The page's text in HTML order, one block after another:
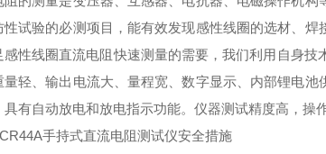
性试验的必测项目，能有效发现感性线圈的选材、
感性线圈直流电阻快速测量的需要，我们利用自身
量轻、输出电流大、量程宽、数字显示、内部锂电
具有自动放电和放电指示功能。仪器测试精度高，操
手持式直流电阻测试仪安全措施